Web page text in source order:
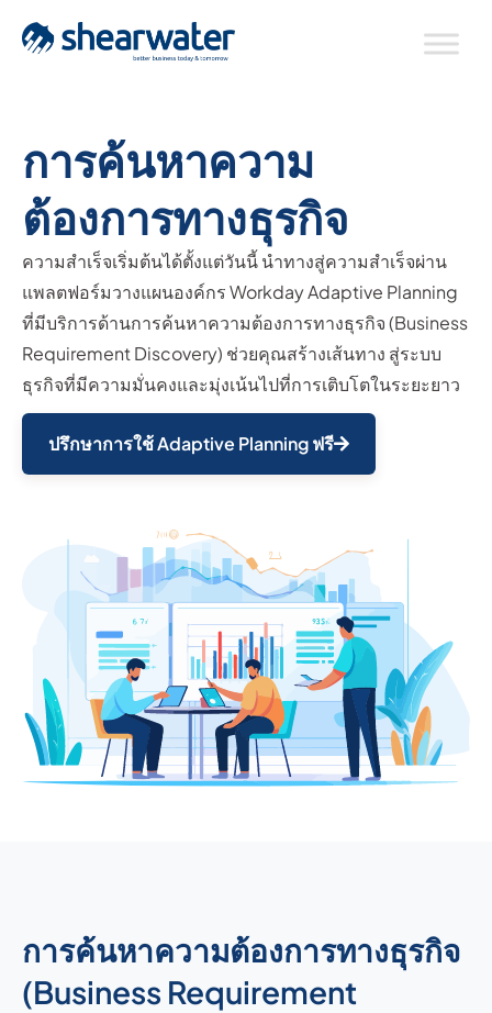
การค้นหาความ
ต้องการทางธุรกิจ
ความสำเร็จเริ่มต้นได้ตั้งแต่วันนี้ นำทางสู่ความสำเร็จผ่าน
แพลตฟอร์มวางแผนองค์กร Workday Adaptive Planning
ที่มีบริการด้านการค้นหาความต้องการทางธุรกิจ (Business
Requirement Discovery) ช่วยคุณสร้างเส้นทาง สู่ระบบ
ธุรกิจที่มีความมั่นคงและมุ่งเน้นไปที่การเติบโตในระยะยาว
ปรึกษาการใช้ Adaptive Planning ฟรี
การค้นหาความต้องการทางธุรกิจ
(Business Requirement